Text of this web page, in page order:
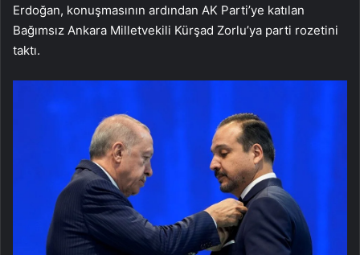
Erdoğan, konuşmasının ardından AK Parti’ye katılan
Bağımsız Ankara Milletvekili Kürşad Zorlu’ya parti rozetini
taktı.